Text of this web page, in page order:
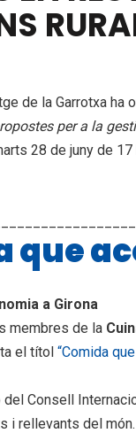
de la Garrotxa ha
per a la
28 de juny de 17
que
a Girona
membres de la
el títol “Comida
Consell
i rellevants del